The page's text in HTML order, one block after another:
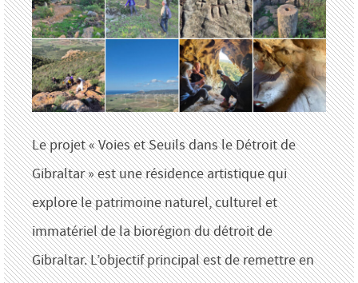
Le projet « Voies et Seuils dans le Détroit de
Gibraltar » est une résidence artistique qui
explore le patrimoine naturel, culturel et
immatériel de la biorégion du détroit de
Gibraltar. L’objectif principal est de remettre en